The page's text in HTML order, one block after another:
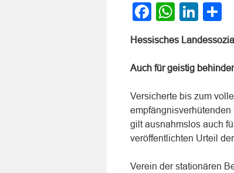
Facebook
Hessisches
Auch für geistig
Versicherte bis zum
gilt ausnahmslos auch
veröffentlichten Urteil
Verein der stationären